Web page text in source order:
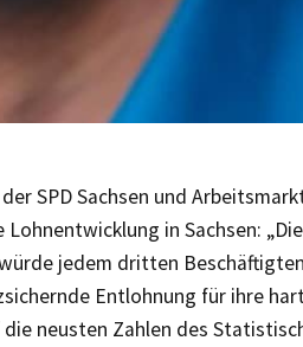
SPD Sachsen und
in Sachsen: „Die
jedem dritten
Entlohnung für ihre
neusten Zahlen des